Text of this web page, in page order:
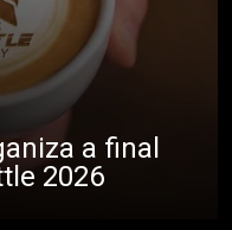
a final
2026